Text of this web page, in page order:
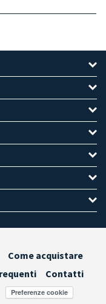
Come acquistare
Contatti
Preferenze cookie